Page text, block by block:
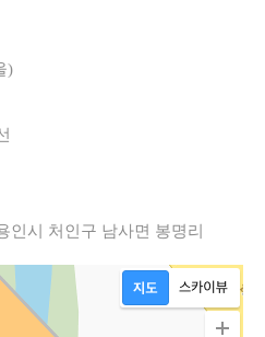
)
인시 처인구 남사면 봉명리